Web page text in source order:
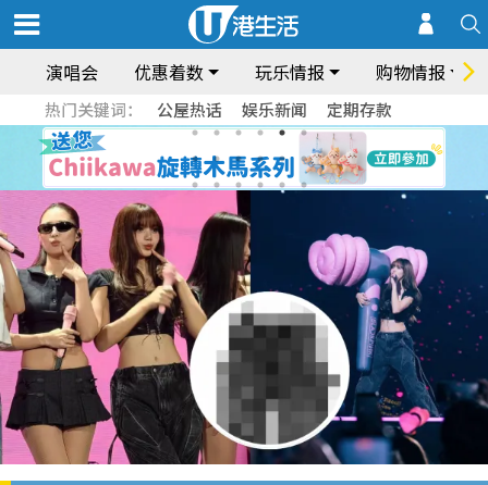
演唱会 优惠着数 玩乐情报 购物情报
热门关键词： 公屋热话 娱乐新闻 定期存款